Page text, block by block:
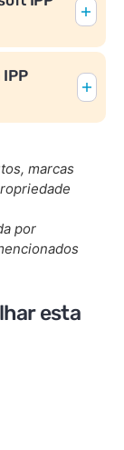
marcas
por
esta